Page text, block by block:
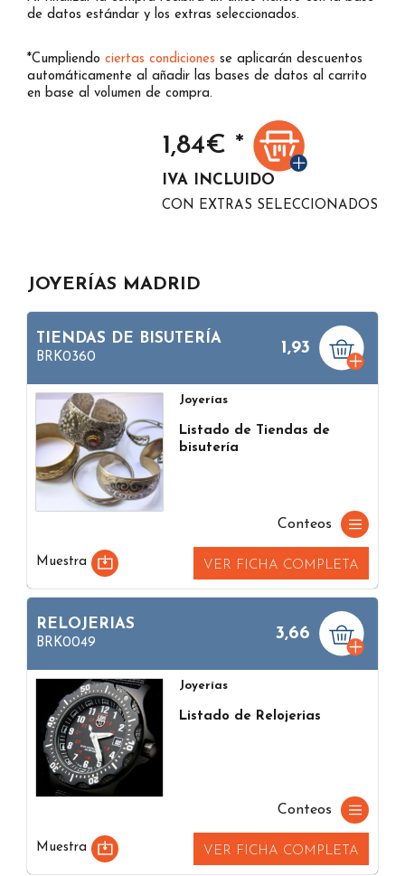
de datos estándar y los extras seleccionados.
*Cumpliendo ciertas condiciones se aplicarán descuentos
automáticamente al añadir las bases de datos al carrito
en base al volumen de compra.
1,84€ *
IVA INCLUIDO
CON EXTRAS SELECCIONADOS
JOYERÍAS MADRID
TIENDAS DE BISUTERÍA
BRK0360
1,93
Joyerías
Listado de Tiendas de
bisutería
Conteos
Muestra VER FICHA COMPLETA
RELOJERIAS
BRK0049
3,66
Joyerías
Listado de Relojerias
Conteos
Muestra VER FICHA COMPLETA